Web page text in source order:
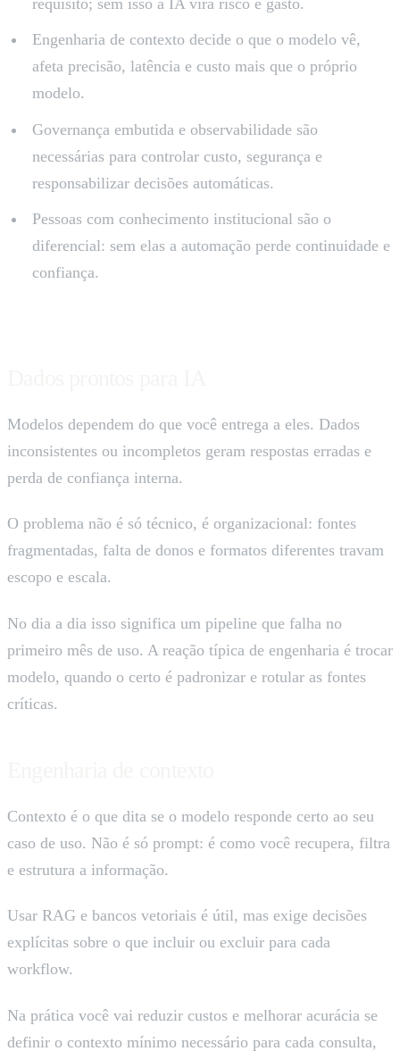
requisito; sem isso a IA vira risco e gasto.
Engenharia de contexto decide o que o modelo vê,
afeta precisão, latência e custo mais que o próprio
modelo.
Governança embutida e observabilidade são
necessárias para controlar custo, segurança e
responsabilizar decisões automáticas.
Pessoas com conhecimento institucional são o
diferencial: sem elas a automação perde continuidade e
confiança.
Modelos dependem do que você entrega a eles. Dados
inconsistentes ou incompletos geram respostas erradas e
perda de confiança interna.
O problema não é só técnico, é organizacional: fontes
fragmentadas, falta de donos e formatos diferentes travam
escopo e escala.
No dia a dia isso significa um pipeline que falha no
primeiro mês de uso. A reação típica de engenharia é trocar
modelo, quando o certo é padronizar e rotular as fontes
críticas.
Contexto é o que dita se o modelo responde certo ao seu
caso de uso. Não é só prompt: é como você recupera, filtra
e estrutura a informação.
Usar RAG e bancos vetoriais é útil, mas exige decisões
explícitas sobre o que incluir ou excluir para cada
workflow.
Na prática você vai reduzir custos e melhorar acurácia se
definir o contexto mínimo necessário para cada consulta,